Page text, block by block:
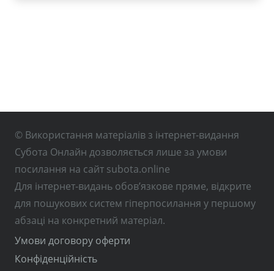
© Використання матеріалів з інтернет-видання
Субота Онлайн дозволяється лише за умови
посилання на сайт subota.online
Для інтернет-видань обов’язкове пряме, відкрите
для пошукових систем гіперпосилання у першому
абзаці на конкретний матеріал.
Умови договору оферти
Конфіденційність